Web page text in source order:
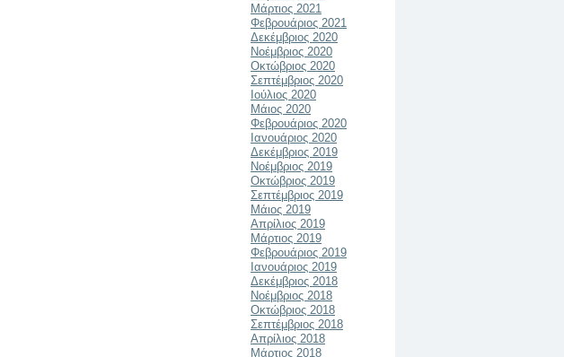
Μάρτιος 2021
Φεβρουάριος 2021
Δεκέμβριος 2020
Νοέμβριος 2020
Οκτώβριος 2020
Σεπτέμβριος 2020
Ιούλιος 2020
Μάιος 2020
Φεβρουάριος 2020
Ιανουάριος 2020
Δεκέμβριος 2019
Νοέμβριος 2019
Οκτώβριος 2019
Σεπτέμβριος 2019
Μάιος 2019
Απρίλιος 2019
Μάρτιος 2019
Φεβρουάριος 2019
Ιανουάριος 2019
Δεκέμβριος 2018
Νοέμβριος 2018
Οκτώβριος 2018
Σεπτέμβριος 2018
Απρίλιος 2018
Μάρτιος 2018